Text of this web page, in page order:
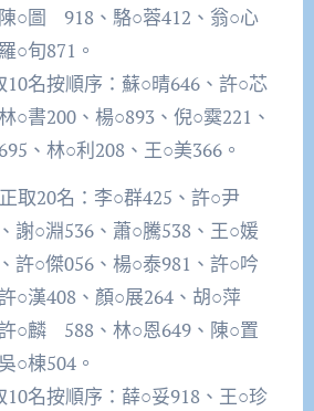
○圖 918、駱○蓉412、翁○心
○旬871。
名按順序：蘇○晴646、許○芯
○書200、楊○893、倪○霙221、
、林○利208、王○美366。
取20名：李○群425、許○尹
謝○淵536、蕭○騰538、王○媛
許○傑056、楊○泰981、許○吟
○漢408、顏○展264、胡○萍
○麟 588、林○恩649、陳○置
○棟504。
名按順序：薛○妥918、王○珍